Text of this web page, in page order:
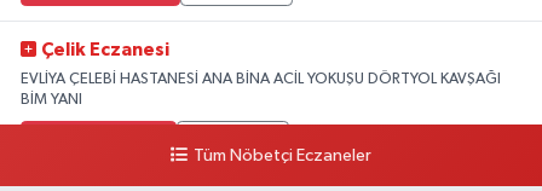
Çelik Eczanesi
EVLİYA ÇELEBİ HASTANESİ ANA BİNA ACİL YOKUŞU DÖRTYOL KAVŞAĞI
BİM YANI
Tüm Nöbetçi Eczaneler